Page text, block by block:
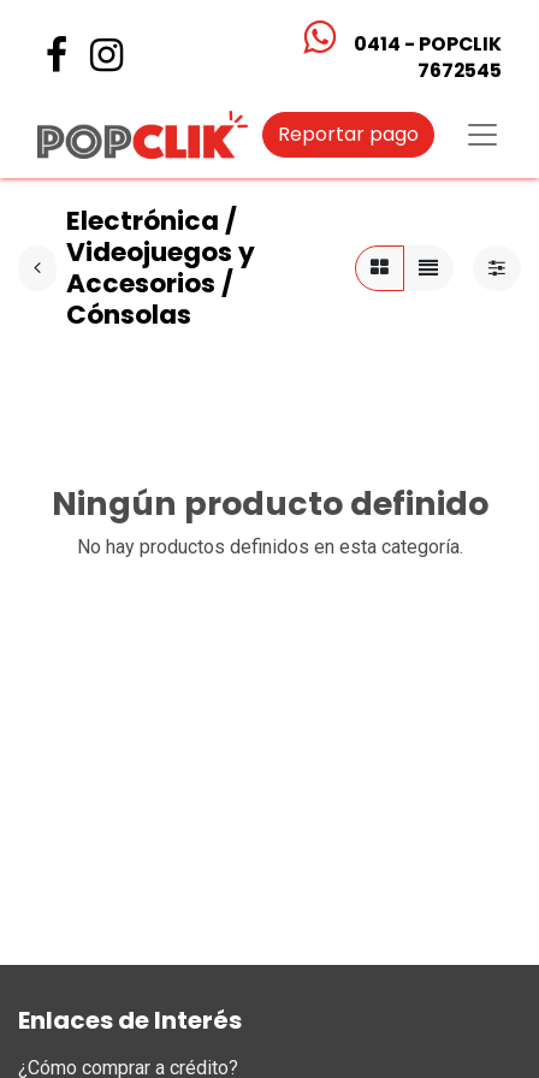
0414 - POPCLIK
7672545
Reportar pago
Electrónica /
Videojuegos y
Accesorios /
Cónsolas
Ningún producto definido
No hay productos definidos en esta categoría.
Enlaces de Interés
¿Cómo comprar a crédito?